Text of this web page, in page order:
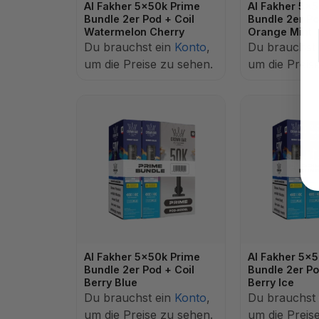
Al Fakher 5x50k Prime
Bundle 2er Pod + Coil
Watermelon Cherry
Du brauchst ein Konto,
um die Preise zu sehen.
Al Fakher
Bundle 2er
Orange Mint
Du
um die
Al Fakher 5x50k Prime
Bundle 2er Pod + Coil
Berry Blue
Du brauchst ein Konto,
um die Preise zu sehen.
Al Fakher
Bundle 2er
Berry Ice
Du brauchst
um die